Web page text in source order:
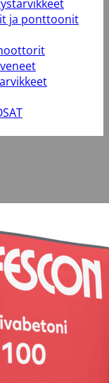
ja ponttoonit